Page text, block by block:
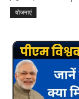
योजनाएं